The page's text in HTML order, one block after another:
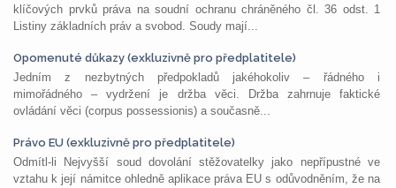
klíčových prvků práva na soudní ochranu chráněného čl. 36 odst. 1
Listiny základních práv a svobod. Soudy mají...
Opomenuté důkazy (exkluzivně pro předplatitele)
Jedním z nezbytných předpokladů jakéhokoliv – řádného i
mimořádného – vydržení je držba věci. Držba zahrnuje faktické
ovládání věci (corpus possessionis) a současně...
Právo EU (exkluzivně pro předplatitele)
Odmítl-li Nejvyšší soud dovolání stěžovatelky jako nepřípustné ve
vztahu k její námitce ohledně aplikace práva EU s odůvodněním, že na